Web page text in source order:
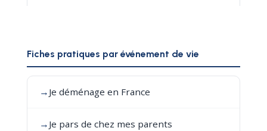
Fiches pratiques par événement de vie
→ Je déménage en France
→ Je pars de chez mes parents